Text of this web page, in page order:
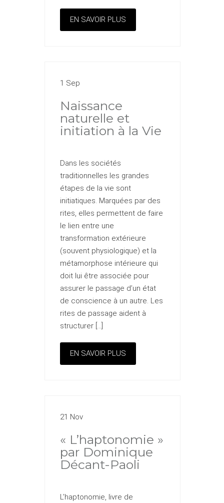
EN SAVOIR PLUS
1 Sep
Naissance
naturelle et
initiation à la Vie
Dans les sociétés
traditionnelles les grandes
étapes de la vie sont
initiatiques. Marquées par des
rites, elles permettent de faire
le lien entre une
transformation extérieure
(souvent physiologique) et la
métamorphose intérieure qui
doit lui être associée pour
assurer le passage d’un état
de conscience à un autre. Les
rites de passage aident à
structurer […]
EN SAVOIR PLUS
21 Nov
« L’haptonomie »
par Dominique
Décant-Paoli
L’haptonomie, livre de